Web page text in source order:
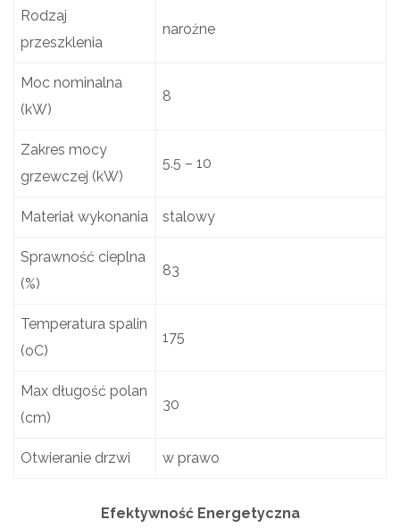
Rodzaj
przeszklenia
narożne
Moc nominalna
(kW)
8
Zakres mocy
grzewczej (kW)
5.5 – 10
Materiał wykonania stalowy
Sprawność cieplna
(%)
83
Temperatura spalin
(oC)
175
Max długość polan
(cm)
30
Otwieranie drzwi w prawo
Efektywność Energetyczna